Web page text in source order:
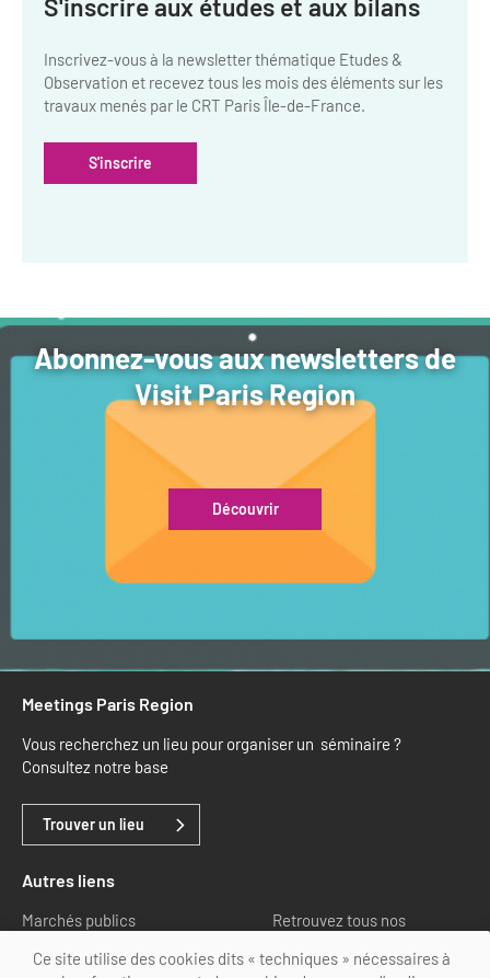
S'inscrire aux études et aux bilans
Inscrivez-vous à la newsletter thématique Etudes &
Observation et recevez tous les mois des éléments sur les
travaux menés par le CRT Paris Île-de-France.
S'inscrire
Abonnez-vous aux newsletters de
Visit Paris Region
Découvrir
Meetings Paris Region
Vous recherchez un lieu pour organiser un séminaire ?
Consultez notre base
Trouver un lieu
Autres liens
Marchés publics
Retrouvez tous nos
Ce site utilise des cookies dits « techniques » nécessaires à